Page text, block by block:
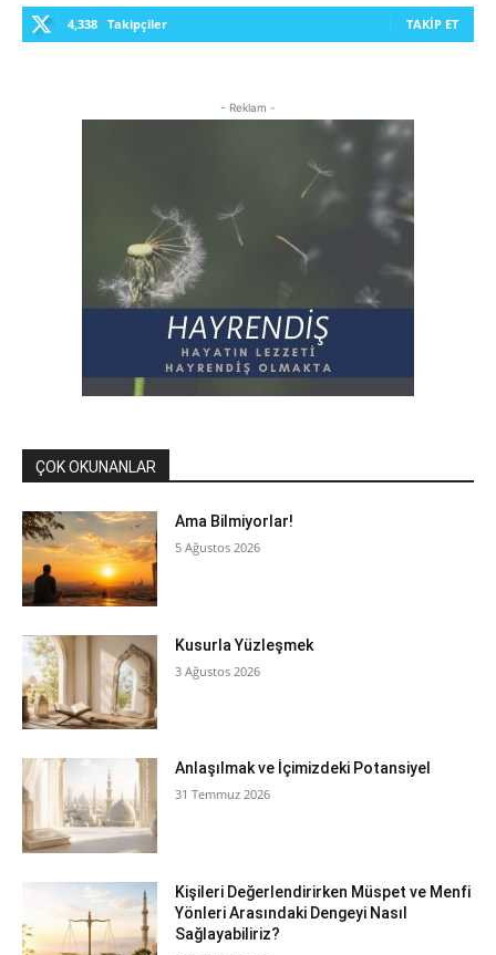
4,338 Takipçiler TAKIP ET
- Reklam -
ÇOK OKUNANLAR
Ama Bilmiyorlar!
5 Ağustos 2026
Kusurla Yüzleşmek
3 Ağustos 2026
Anlaşılmak ve İçimizdeki Potansiyel
31 Temmuz 2026
Kişileri Değerlendirirken Müspet ve Menfi
Yönleri Arasındaki Dengeyi Nasıl
Sağlayabiliriz?